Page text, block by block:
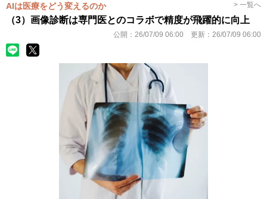
AIは医療をどう変えるのか > 一覧へ
（3）画像診断は専門医とのコラボで精度が飛躍的に向上
公開： 26/07/09 06:00 更新： 26/07/09 06:00